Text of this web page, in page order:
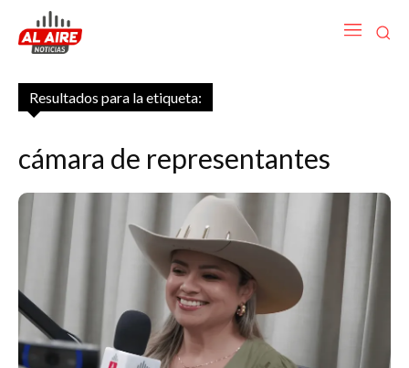
Resultados para la etiqueta:
cámara de representantes